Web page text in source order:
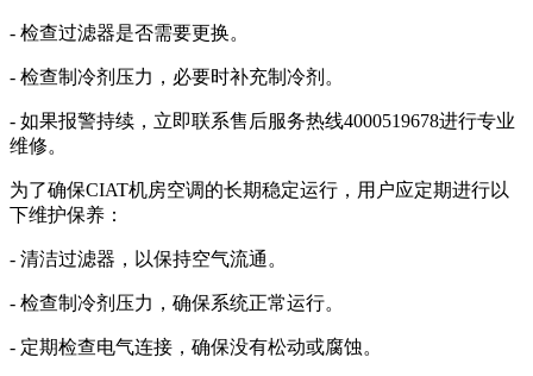
- 检查过滤器是否需要更换。
- 检查制冷剂压力，必要时补充制冷剂。
- 如果报警持续，立即联系售后服务热线4000519678进行专业
维修。
为了确保CIAT机房空调的长期稳定运行，用户应定期进行以
下维护保养：
- 清洁过滤器，以保持空气流通。
- 检查制冷剂压力，确保系统正常运行。
- 定期检查电气连接，确保没有松动或腐蚀。